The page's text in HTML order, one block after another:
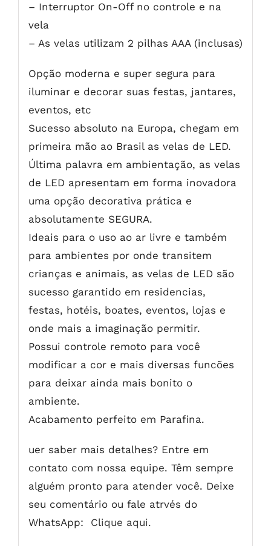
– Interruptor On-Off no controle e na
vela
– As velas utilizam 2 pilhas AAA (inclusas)
Opção moderna e super segura para
iluminar e decorar suas festas, jantares,
eventos, etc
Sucesso absoluto na Europa, chegam em
primeira mão ao Brasil as velas de LED.
Última palavra em ambientação, as velas
de LED apresentam em forma inovadora
uma opção decorativa prática e
absolutamente SEGURA.
Ideais para o uso ao ar livre e também
para ambientes por onde transitem
crianças e animais, as velas de LED são
sucesso garantido em residencias,
festas, hotéis, boates, eventos, lojas e
onde mais a imaginação permitir.
Possui controle remoto para você
modificar a cor e mais diversas funcões
para deixar ainda mais bonito o
ambiente.
Acabamento perfeito em Parafina.
uer saber mais detalhes? Entre em
contato com nossa equipe. Têm sempre
alguém pronto para atender você. Deixe
seu comentário ou fale atrvés do
WhatsApp: Clique aqui.